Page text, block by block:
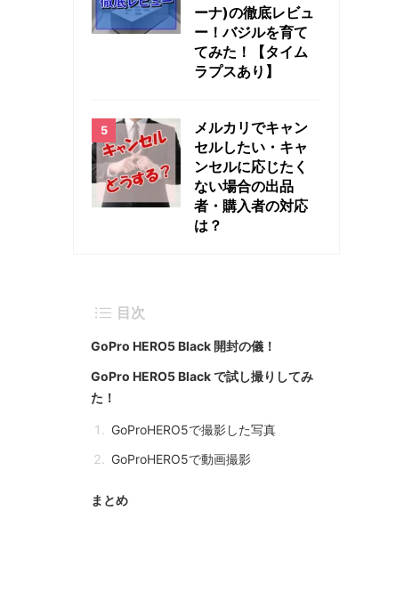
ーナ)の徹底レビュ
ー！バジルを育て
てみた！【タイム
ラプスあり】
メルカリでキャン
セルしたい・キャ
ンセルに応じたく
ない場合の出品
者・購入者の対応
は？
目次
GoPro HERO5 Black 開封の儀！
GoPro HERO5 Black で試し撮りしてみ
た！
GoProHERO5で撮影した写真
GoProHERO5で動画撮影
まとめ